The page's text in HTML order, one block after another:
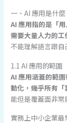
一、AI 應用是什
AI 應用指的是「
需要大量人力的工
不能理解語言跟自
1.1 AI 應用的範圍
AI 應用涵蓋的範
動化，幾乎所有「
能但是覆蓋面非常
實務上中小企業